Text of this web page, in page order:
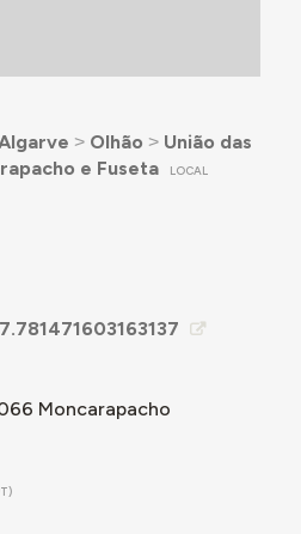
˃ Olhão ˃ União das
e Fuseta
LOCAL
Moncarapacho